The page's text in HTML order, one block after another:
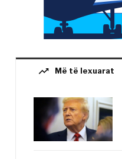
trending_up Më të lexuarat